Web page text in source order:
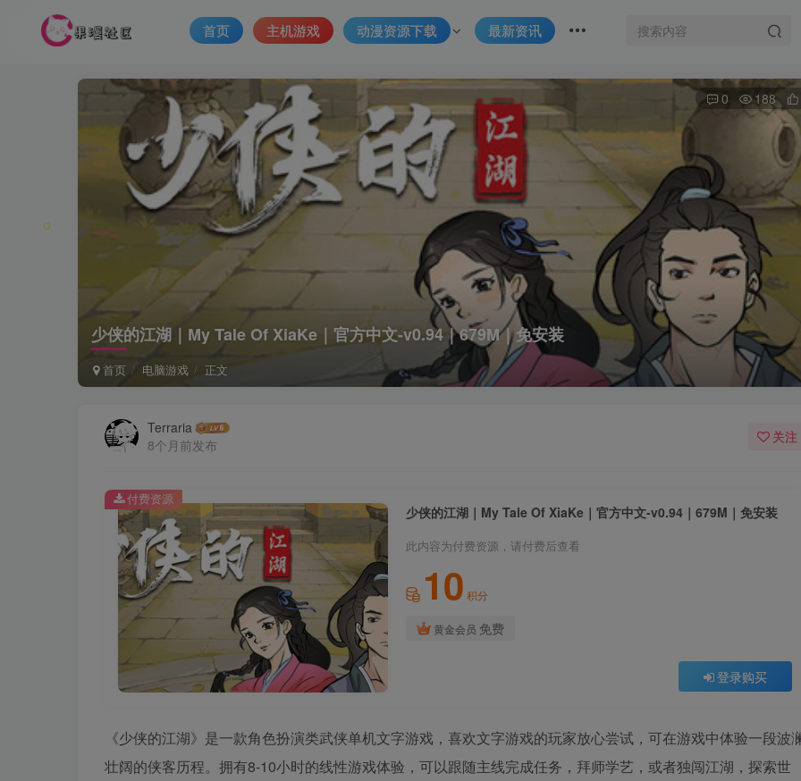
首页 主机游戏 动漫资源下载 最新资讯
少侠的江湖｜My Tale Of XiaKe｜官方中文-v0.94｜679M｜免安装
首页 电脑游戏 正文
0 188
Terraria
8个月前发布
关注
少侠的江湖｜My Tale Of XiaKe｜官方中文-v0.94｜679M｜免安装
此内容为付费资源，请付费后查看
10 积分
黄金会员 免费
登录购买
付费资源
《少侠的江湖》是一款角色扮演类武侠单机文字游戏，喜欢文字游戏的玩家放心尝试，可在游戏中体验一段波
壮阔的侠客历程。拥有8-10小时的线性游戏体验，可以跟随主线完成任务，拜师学艺，或者独闯江湖，探索世